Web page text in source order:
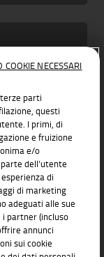
parti
questi
I primi, di
e fruizione
e/o
dell’utente
di
di marketing
adeguati alle sue
i partner (incluso
annunci
sui cookie
COOKIE NECESSARI